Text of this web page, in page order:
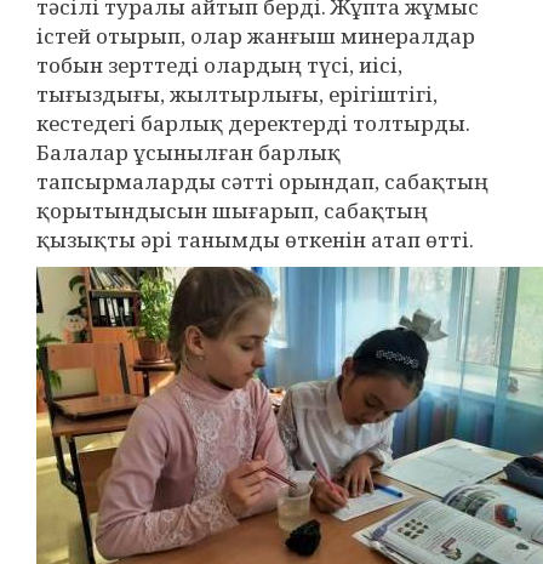
тәсілі туралы айтып берді. Жұпта жұмыс
істей отырып, олар жанғыш минералдар
тобын зерттеді олардың түсі, иісі,
тығыздығы, жылтырлығы, ерігіштігі,
кестедегі барлық деректерді толтырды.
Балалар ұсынылған барлық
тапсырмаларды сәтті орындап, сабақтың
қорытындысын шығарып, сабақтың
қызықты әрі танымды өткенін атап өтті.